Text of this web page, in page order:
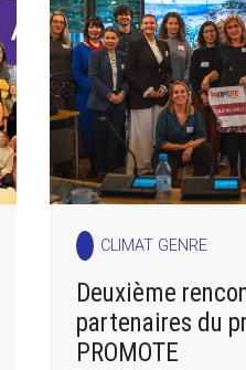
CLIMAT GENRE
Deuxième
partenaires du
PROMOTE